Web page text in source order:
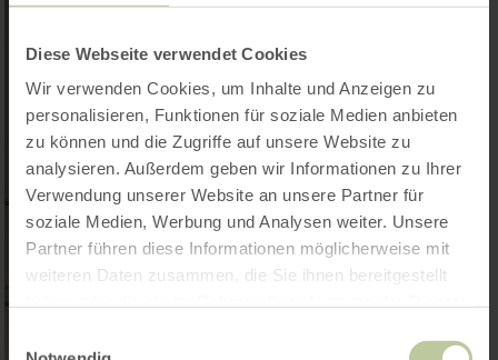
Diese Webseite verwendet Cookies
Wir verwenden Cookies, um Inhalte und Anzeigen zu
personalisieren, Funktionen für soziale Medien anbieten
zu können und die Zugriffe auf unsere Website zu
analysieren. Außerdem geben wir Informationen zu Ihrer
Verwendung unserer Website an unsere Partner für
soziale Medien, Werbung und Analysen weiter. Unsere
Partner führen diese Informationen möglicherweise mit
weiteren Daten zusammen, die Sie ihnen bereitgestellt